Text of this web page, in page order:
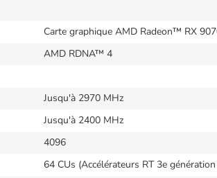
Carte graphique AMD Radeon™ RX
AMD RDNA™ 4
Jusqu'à 2970 MHz
Jusqu'à 2400 MHz
4096
64 CUs (Accélérateurs RT 3e